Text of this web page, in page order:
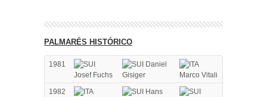
PALMARÉS HISTÓRICO
1981
Josef Fuchs
Daniel
Gisiger
Marco Vitali
1982
Hans